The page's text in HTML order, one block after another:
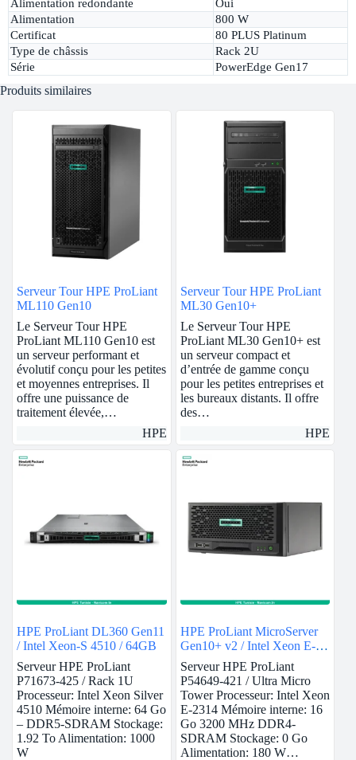
Alimentation redondante
Oui
Alimentation
800 W
Certificat
80 PLUS Platinum
Type de châssis
Rack 2U
Série
PowerEdge Gen17
Produits similaires
Serveur Tour HPE ProLiant
ML110 Gen10
Le Serveur Tour HPE
ProLiant ML110 Gen10 est
un serveur performant et
évolutif conçu pour les petites
et moyennes entreprises. Il
offre une puissance de
traitement élevée,…
HPE
Serveur Tour HPE ProLiant
ML30 Gen10+
Le Serveur Tour HPE
ProLiant ML30 Gen10+ est
un serveur compact et
d’entrée de gamme conçu
pour les petites entreprises et
les bureaux distants. Il offre
des…
HPE
HPE ProLiant DL360 Gen11
/ Intel Xeon-S 4510 / 64GB
Serveur HPE ProLiant
P71673-425 / Rack 1U
Processeur: Intel Xeon Silver
4510 Mémoire interne: 64 Go
– DDR5-SDRAM Stockage:
1.92 To Alimentation: 1000
W
HPE ProLiant MicroServer
Gen10+ v2 / Intel Xeon E-
2314 / 16GB
Serveur HPE ProLiant
P54649-421 / Ultra Micro
Tower Processeur: Intel Xeon
E-2314 Mémoire interne: 16
Go 3200 MHz DDR4-
SDRAM Stockage: 0 Go
Alimentation: 180 W…